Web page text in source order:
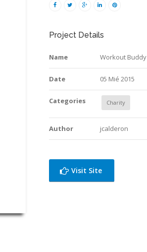
Project Details
Name Workout Buddy
Date 05 Mié 2015
Categories Charity
Author jcalderon
Visit Site